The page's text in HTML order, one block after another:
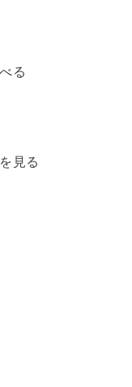
る
見る